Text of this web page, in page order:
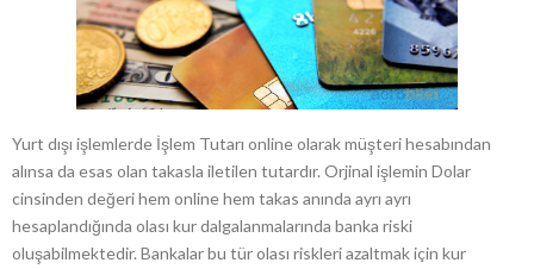
Yurt dışı işlemlerde İşlem Tutarı online olarak müşteri hesabından
alınsa da esas olan takasla iletilen tutardır. Orjinal işlemin Dolar
cinsinden değeri hem online hem takas anında ayrı ayrı
hesaplandığında olası kur dalgalanmalarında banka riski
oluşabilmektedir. Bankalar bu tür olası riskleri azaltmak için kur